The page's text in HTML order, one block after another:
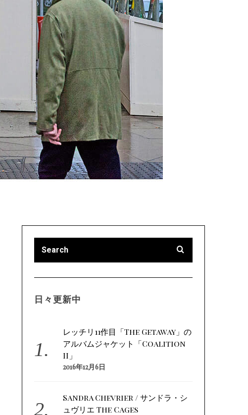
日々更新中
レッチリ11作目「The Getaway」の
アルバムジャケット「Coalition
II」
2016年12月6日
Sandra Chevrier / サンドラ・シ
ュヴリエ The Cages